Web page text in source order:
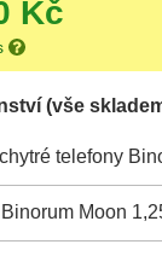
Kč
(vše
telefony
Moon